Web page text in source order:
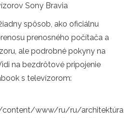
Sony Bravia
spôsob, ako oficiálnu
prenosného počítača a
ale podrobné pokyny na
na bezdrôtové pripojenie
s televízorom:
content/www/ru/ru/architektúra